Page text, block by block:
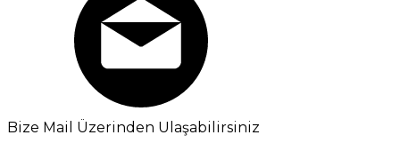
Bize Mail Üzerinden Ulaşabilirsiniz